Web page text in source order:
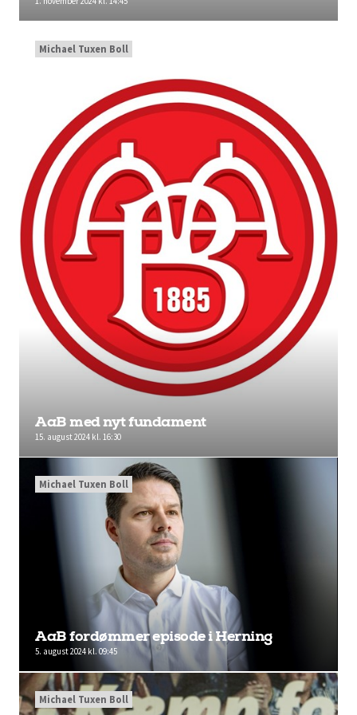
AaB med nyt fundament
15. august 2024 kl. 16:30
Michael Tuxen Boll
AaB fordømmer episode i Herning
5. august 2024 kl. 09:45
Michael Tuxen Boll
Michael Tuxen Boll